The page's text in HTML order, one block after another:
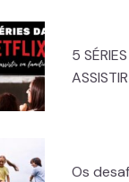
5
Os